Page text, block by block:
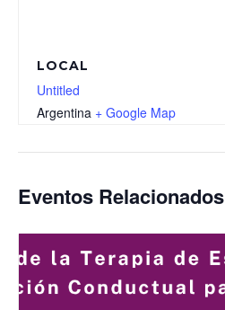
LOCAL
Untitled
Argentina + Google Map
Eventos Relacionados